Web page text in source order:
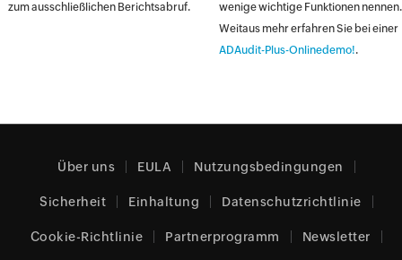
zum ausschließlichen Berichtsabruf.
wenige wichtige Funktionen nennen.
Weitaus mehr erfahren Sie bei einer
ADAudit-Plus-Onlinedemo!.
Über uns EULA Nutzungsbedingungen
Sicherheit Einhaltung Datenschutzrichtlinie
Cookie-Richtlinie Partnerprogramm Newsletter